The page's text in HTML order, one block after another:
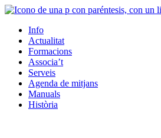
Info
Actualitat
Formacions
Associa’t
Serveis
Agenda de mitjans
Manuals
Història